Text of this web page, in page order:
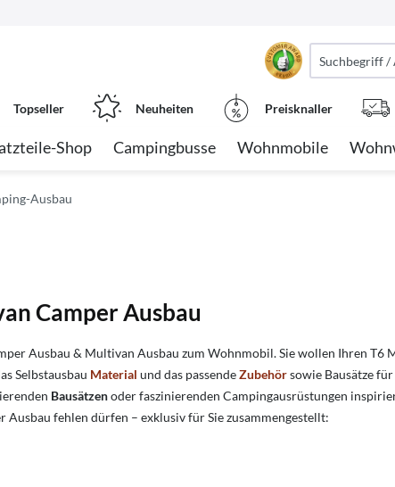
Topseller Neuheiten Preisknaller
Shop Campingbusse Wohnmobile
Ausbau
Camper Ausbau
Ausbau & Multivan Ausbau zum Wohnmobil. Sie wollen Ihren T6
Selbstausbau Material und das passendeZubehörsowie Bausätze
Bausätzenoder faszinierenden Campingausrüstungen
fehlen dürfen – exklusiv für Sie zusammengestellt: